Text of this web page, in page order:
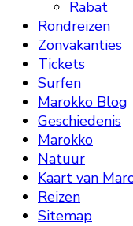
Rabat
Rondreizen
Zonvakanties
Tickets
Surfen
Marokko Blog
Geschiedenis
Marokko
Natuur
Kaart van
Reizen
Sitemap